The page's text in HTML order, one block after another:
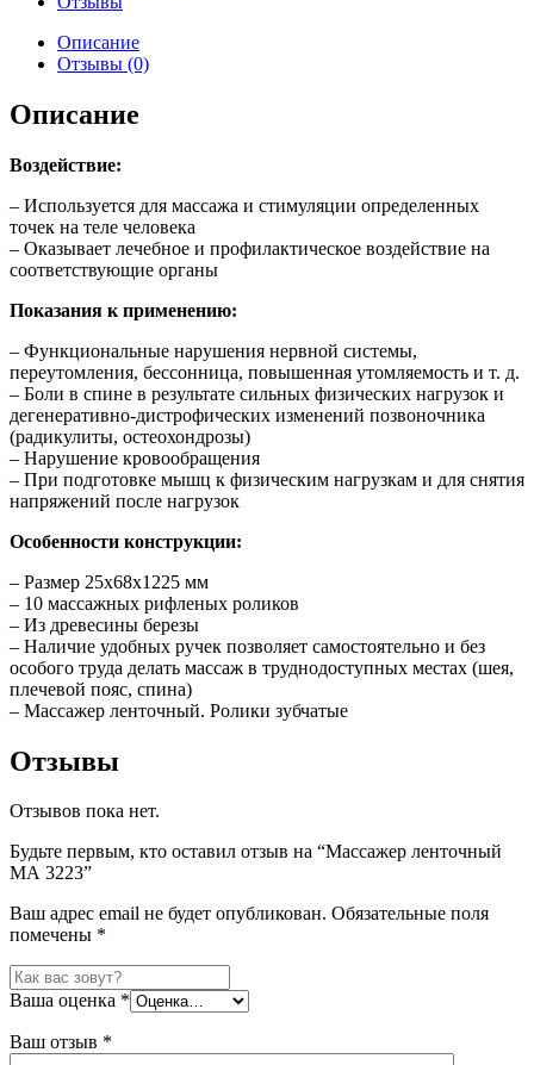
Описание
Отзывы (0)
Описание
Воздействие:
– Используется для массажа и стимуляции определенных
точек на теле человека
– Оказывает лечебное и профилактическое воздействие на
соответствующие органы
Показания к применению:
– Функциональные нарушения нервной системы,
переутомления, бессонница, повышенная утомляемость и т. д.
– Боли в спине в результате сильных физических нагрузок и
дегенеративно-дистрофических изменений позвоночника
(радикулиты, остеохондрозы)
– Нарушение кровообращения
– При подготовке мышц к физическим нагрузкам и для снятия
напряжений после нагрузок
Особенности конструкции:
– Размер 25х68х1225 мм
– 10 массажных рифленых роликов
– Из древесины березы
– Наличие удобных ручек позволяет самостоятельно и без
особого труда делать массаж в труднодоступных местах (шея,
плечевой пояс, спина)
– Массажер ленточный. Ролики зубчатые
Отзывы
Отзывов пока нет.
Будьте первым, кто оставил отзыв на “Массажер ленточный
МА 3223”
Ваш адрес email не будет опубликован. Обязательные поля
помечены *
Ваша оценка *
Ваш отзыв *